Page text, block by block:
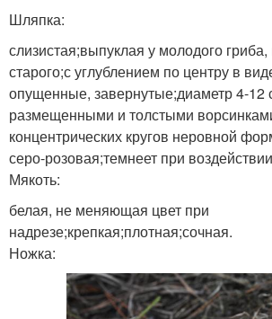
Шляпка:
слизистая;выпуклая у молодого гриба,
старого;с углублением по центру в
опущенные, завернутые;диаметр 4-12
размещенными и толстыми
концентрических кругов неровной
серо-розовая;темнеет при
Мякоть:
белая, не меняющая цвет при
надрезе;крепкая;плотная;сочная.
Ножка: